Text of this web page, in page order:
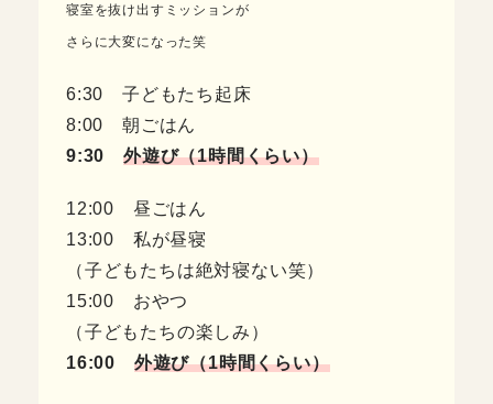
寝室を抜け出すミッションが
さらに大変になった笑
6:30 子どもたち起床
8:00 朝ごはん
9:30 外遊び（1時間くらい）
12:00 昼ごはん
13:00 私が昼寝
（子どもたちは絶対寝ない笑）
15:00 おやつ
（子どもたちの楽しみ）
16:00 外遊び（1時間くらい）